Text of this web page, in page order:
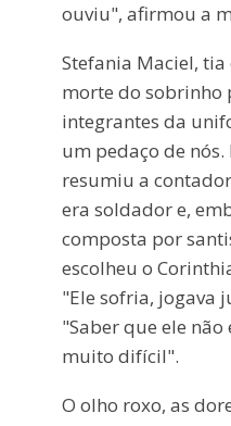
ouviu", afirmou a
Stefania Maciel,
morte do sobrinho
integrantes da
um pedaço de
resumiu a
era soldador e,
composta por
escolheu o
"Ele sofria, jogava
"Saber que ele
muito difícil".
O olho roxo, as